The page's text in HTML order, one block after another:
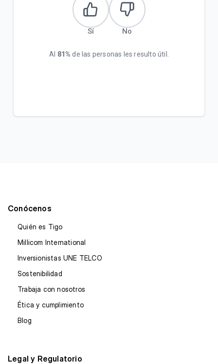
Sí No
Al 81% de las personas les resulto útil.
Conócenos
Quién es Tigo
Millicom International
Inversionistas UNE TELCO
Sostenibilidad
Trabaja con nosotros
Ética y cumplimiento
Blog
Legal y Regulatorio